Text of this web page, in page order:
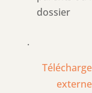
dossier
.